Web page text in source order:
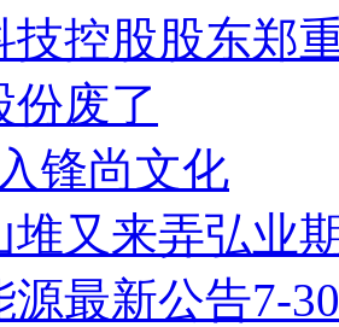
技控股股东郑
份废了
锋尚文化
堆又来弄弘业
源最新公告7-30